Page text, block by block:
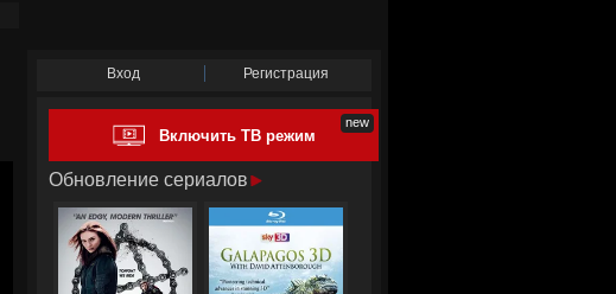
Вход Регистрация
Включить ТВ режим
Обновление сериалов